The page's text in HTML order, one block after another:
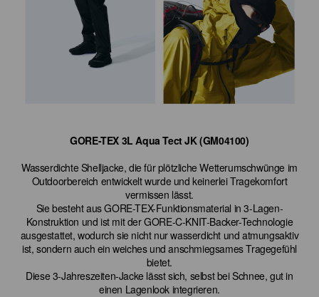
GORE-TEX 3L Aqua Tect JK (GM04100)
Wasserdichte Shelljacke, die für plötzliche Wetterumschwünge im
Outdoorbereich entwickelt wurde und keinerlei Tragekomfort
vermissen lässt.
Sie besteht aus GORE-TEX-Funktionsmaterial in 3-Lagen-
Konstruktion und ist mit der GORE-C-KNIT-Backer-Technologie
ausgestattet, wodurch sie nicht nur wasserdicht und atmungsaktiv
ist, sondern auch ein weiches und anschmiegsames Tragegefühl
bietet.
Diese 3-Jahreszeiten-Jacke lässt sich, selbst bei Schnee, gut in
einen Lagenlook integrieren.